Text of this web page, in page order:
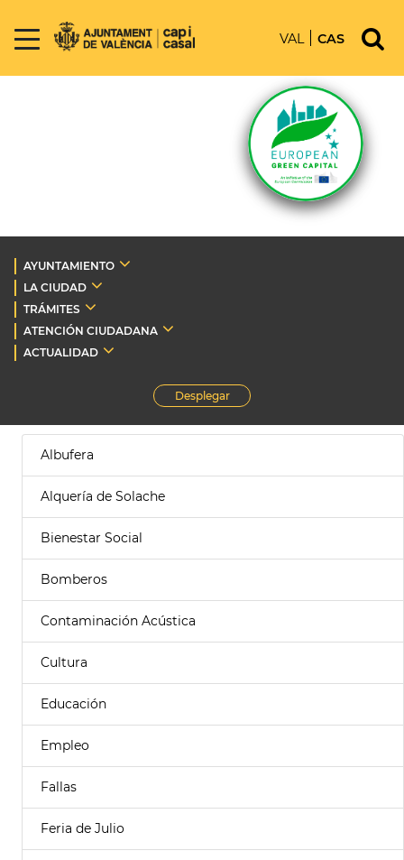
VAL CAS
AYUNTAMIENTO
LA CIUDAD
TRÁMITES
ATENCIÓN CIUDADANA
ACTUALIDAD
Desplegar
Albufera
Alquería de Solache
Bienestar Social
Bomberos
Contaminación Acústica
Cultura
Educación
Empleo
Fallas
Feria de Julio